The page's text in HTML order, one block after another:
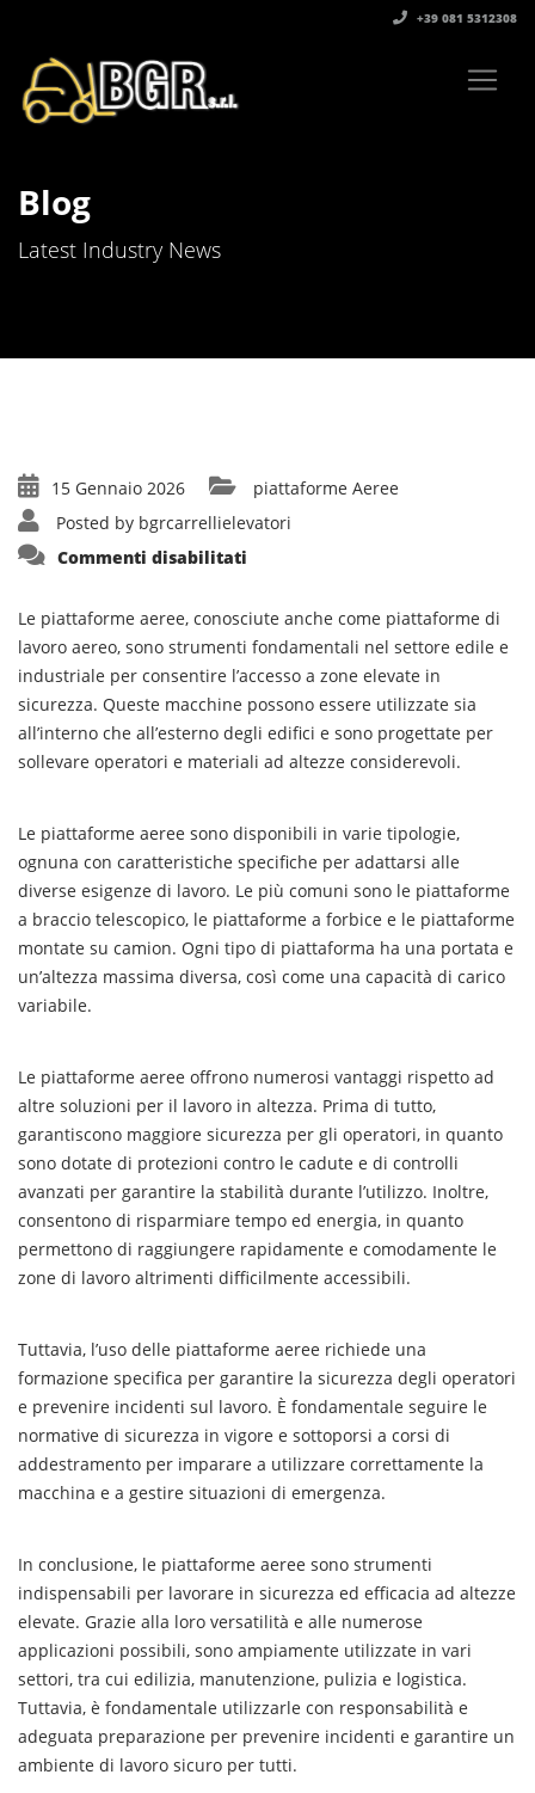
+39 081 5312308‬
Blog
Latest Industry News
15 Gennaio 2026
piattaforme Aeree
Posted by bgrcarrellielevatori
Commenti disabilitati
Le piattaforme aeree, conosciute anche come piattaforme di
lavoro aereo, sono strumenti fondamentali nel settore edile e
industriale per consentire l’accesso a zone elevate in
sicurezza. Queste macchine possono essere utilizzate sia
all’interno che all’esterno degli edifici e sono progettate per
sollevare operatori e materiali ad altezze considerevoli.
Le piattaforme aeree sono disponibili in varie tipologie,
ognuna con caratteristiche specifiche per adattarsi alle
diverse esigenze di lavoro. Le più comuni sono le piattaforme
a braccio telescopico, le piattaforme a forbice e le piattaforme
montate su camion. Ogni tipo di piattaforma ha una portata e
un’altezza massima diversa, così come una capacità di carico
variabile.
Le piattaforme aeree offrono numerosi vantaggi rispetto ad
altre soluzioni per il lavoro in altezza. Prima di tutto,
garantiscono maggiore sicurezza per gli operatori, in quanto
sono dotate di protezioni contro le cadute e di controlli
avanzati per garantire la stabilità durante l’utilizzo. Inoltre,
consentono di risparmiare tempo ed energia, in quanto
permettono di raggiungere rapidamente e comodamente le
zone di lavoro altrimenti difficilmente accessibili.
Tuttavia, l’uso delle piattaforme aeree richiede una
formazione specifica per garantire la sicurezza degli operatori
e prevenire incidenti sul lavoro. È fondamentale seguire le
normative di sicurezza in vigore e sottoporsi a corsi di
addestramento per imparare a utilizzare correttamente la
macchina e a gestire situazioni di emergenza.
In conclusione, le piattaforme aeree sono strumenti
indispensabili per lavorare in sicurezza ed efficacia ad altezze
elevate. Grazie alla loro versatilità e alle numerose
applicazioni possibili, sono ampiamente utilizzate in vari
settori, tra cui edilizia, manutenzione, pulizia e logistica.
Tuttavia, è fondamentale utilizzarle con responsabilità e
adeguata preparazione per prevenire incidenti e garantire un
ambiente di lavoro sicuro per tutti.